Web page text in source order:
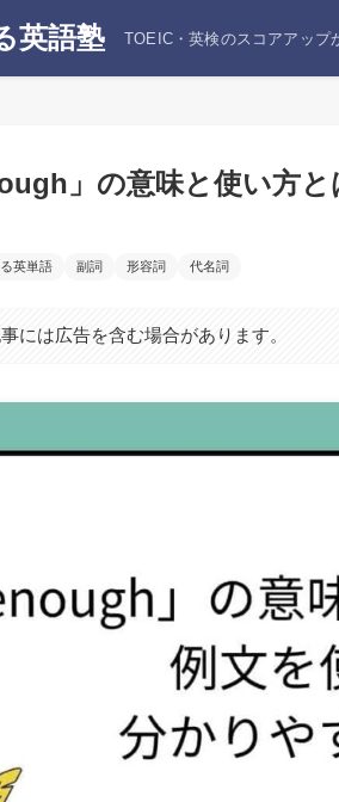
英語塾 TOEIC・英検のスコアアップ
」の意味と使い方
英単語 副詞 形容詞 代名詞
事には広告を含む場合があります。